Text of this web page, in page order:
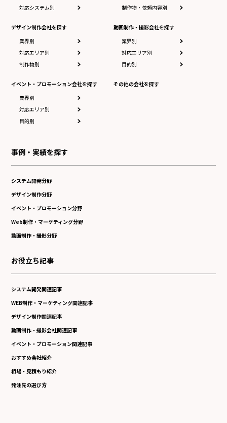
対応システム別
デザイン制作会社を探す
業界別
対応エリア別
制作物別
イベント・プロモーション会社を探す
業界別
対応エリア別
目的別
制作物・依頼内容別
動画制作・撮影会社を探す
業界別
対応エリア別
目的別
その他の会社を探す
事例・実績を探す
システム開発分野
デザイン制作分野
イベント・プロモーション分野
Web制作・マーケティング分野
動画制作・撮影分野
お役立ち記事
システム開発関連記事
WEB制作・マーケティング関連記事
デザイン制作関連記事
動画制作・撮影会社関連記事
イベント・プロモーション関連記事
おすすめ会社紹介
相場・見積もり紹介
発注先の選び方